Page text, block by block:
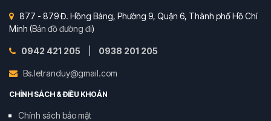
877 - 879 Đ. Hồng Bàng, Phường 9, Quận 6, Thành phố Hồ Chí
Minh (Bản đồ đường đi)
0942 421 205 0938 201 205
Bs.letranduy@gmail.com
CHÍNH SÁCH & ĐIỀU KHOẢN
Chính sách bảo mật